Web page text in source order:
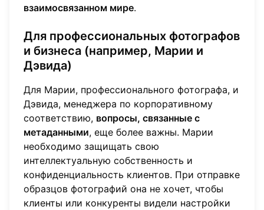
взаимосвязанном мире.
Для профессиональных фотографов
и бизнеса (например, Марии и
Дэвида)
Для Марии, профессионального фотографа, и
Дэвида, менеджера по корпоративному
соответствию, вопросы, связанные с
метаданными, еще более важны. Марии
необходимо защищать свою
интеллектуальную собственность и
конфиденциальность клиентов. При отправке
образцов фотографий она не хочет, чтобы
клиенты или конкуренты видели настройки